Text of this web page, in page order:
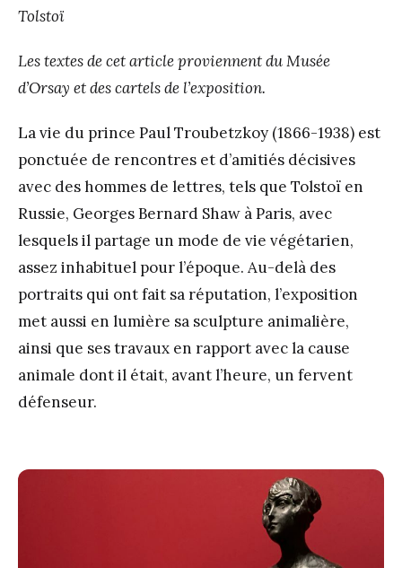
Tolstoï
Les textes de cet article proviennent du Musée
d’Orsay et des cartels de l’exposition.
La vie du prince Paul Troubetzkoy (1866-1938) est
ponctuée de rencontres et d’amitiés décisives
avec des hommes de lettres, tels que Tolstoï en
Russie, Georges Bernard Shaw à Paris, avec
lesquels il partage un mode de vie végétarien,
assez inhabituel pour l’époque. Au-delà des
portraits qui ont fait sa réputation, l’exposition
met aussi en lumière sa sculpture animalière,
ainsi que ses travaux en rapport avec la cause
animale dont il était, avant l’heure, un fervent
défenseur.